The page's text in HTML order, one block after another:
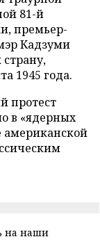
81-й
премьер-
Кадзуми
1945 года.
протест
в «ядерных
американской
на наши